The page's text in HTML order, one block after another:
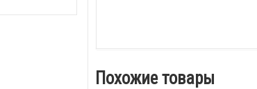
Похожие товары